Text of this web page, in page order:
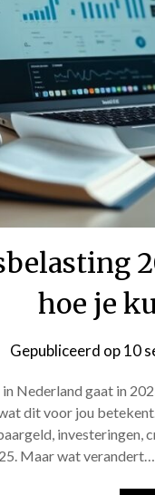
hoe je
Gepubliceerd op10
Nederland gaat in
dit voor jou
investeringen,
Maar wat verandert…